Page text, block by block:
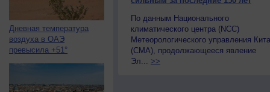
Дневная температура
воздуха в ОАЭ
превысила +51°
По данным Национального
климатического центра (NCC)
Метеорологического управления
(CMA), продолжающееся явление
Эл... >>